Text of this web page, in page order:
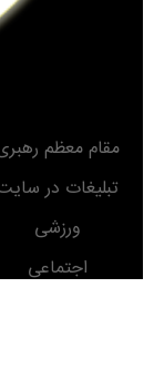
مقام معظم
تبلیغات در
ورزشی
اجتماعی